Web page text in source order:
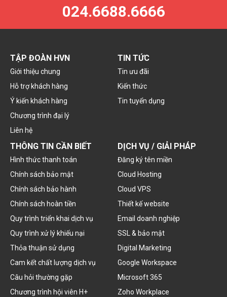
024.6688.6666
TẬP ĐOÀN HVN
Giới thiệu chung
Hỗ trợ khách hàng
Ý kiến khách hàng
Chương trình đại lý
Liên hệ
TIN TỨC
Tin ưu đãi
Kiến thức
Tin tuyển dụng
THÔNG TIN CẦN BIẾT
Hình thức thanh toán
Chính sách bảo mật
Chính sách bảo hành
Chính sách hoàn tiền
Quy trình triển khai dịch vụ
Quy trình xử lý khiếu nại
Thỏa thuận sử dụng
Cam kết chất lượng dịch vụ
Câu hỏi thường gặp
Chương trình hội viên H+
DỊCH VỤ / GIẢI PHÁP
Đăng ký tên miền
Cloud Hosting
Cloud VPS
Thiết kế website
Email doanh nghiệp
SSL & bảo mật
Digital Marketing
Google Workspace
Microsoft 365
Zoho Workplace